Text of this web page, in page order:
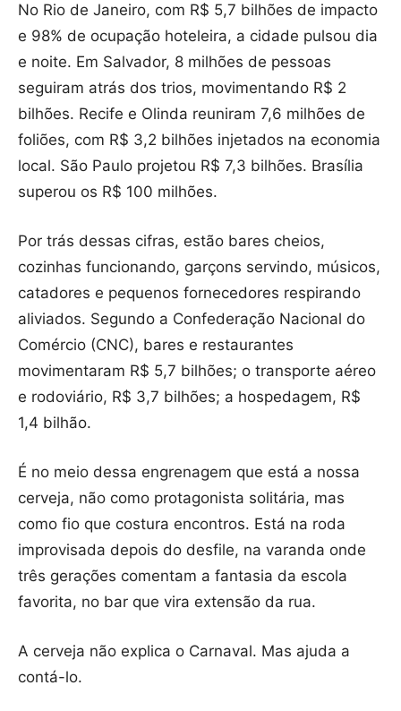
No Rio de Janeiro, com R$ 5,7 bilhões de impacto
e 98% de ocupação hoteleira, a cidade pulsou dia
e noite. Em Salvador, 8 milhões de pessoas
seguiram atrás dos trios, movimentando R$ 2
bilhões. Recife e Olinda reuniram 7,6 milhões de
foliões, com R$ 3,2 bilhões injetados na economia
local. São Paulo projetou R$ 7,3 bilhões. Brasília
superou os R$ 100 milhões.
Por trás dessas cifras, estão bares cheios,
cozinhas funcionando, garçons servindo, músicos,
catadores e pequenos fornecedores respirando
aliviados. Segundo a Confederação Nacional do
Comércio (CNC), bares e restaurantes
movimentaram R$ 5,7 bilhões; o transporte aéreo
e rodoviário, R$ 3,7 bilhões; a hospedagem, R$
1,4 bilhão.
É no meio dessa engrenagem que está a nossa
cerveja, não como protagonista solitária, mas
como fio que costura encontros. Está na roda
improvisada depois do desfile, na varanda onde
três gerações comentam a fantasia da escola
favorita, no bar que vira extensão da rua.
A cerveja não explica o Carnaval. Mas ajuda a
contá-lo.